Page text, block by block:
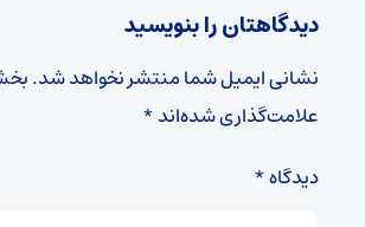
دیدگاهتان را بنویسید
نشانی ایمیل شما منتشر نخواهد شد.
علامت‌گذاری شده‌اند*
دیدگاه*